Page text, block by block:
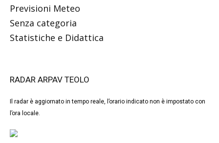
Previsioni Meteo
Senza categoria
Statistiche e Didattica
RADAR ARPAV TEOLO
Il radar è aggiornato in tempo reale, l’orario indicato non è impostato con
l’ora locale.